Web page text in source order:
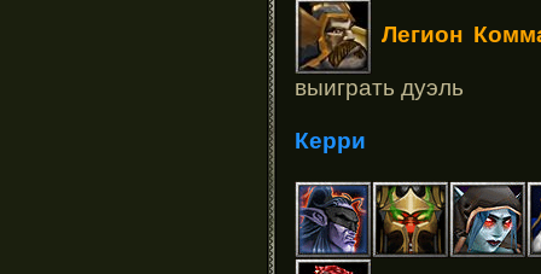
Легион
выиграть дуэль
Керри